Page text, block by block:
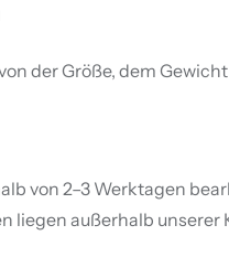
der Größe, dem
von 2–3 Werktagen
liegen außerhalb unserer